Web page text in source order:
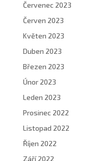
Červenec 2023
Červen 2023
Květen 2023
Duben 2023
Březen 2023
Únor 2023
Leden 2023
Prosinec 2022
Listopad 2022
Říjen 2022
Září 2022